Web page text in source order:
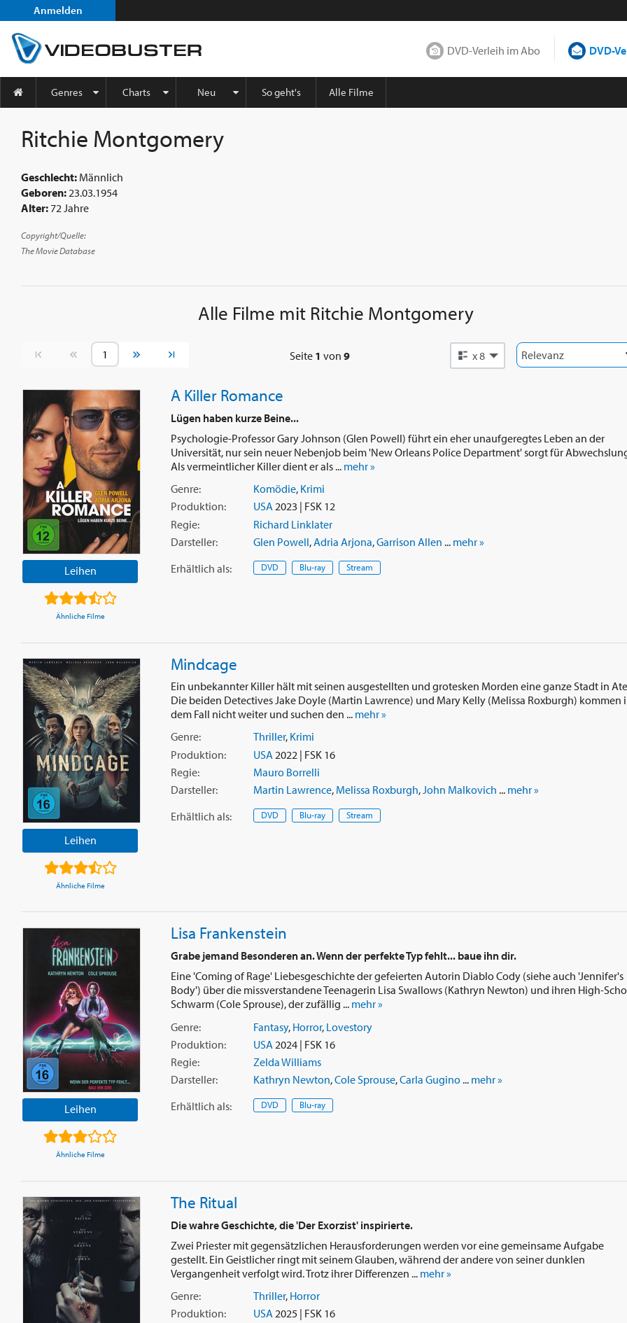
Anmelden
DVD-Verleih im Abo DVD-
Genres Charts Neu So geht's Alle Filme
Ritchie Montgomery
Geschlecht: Männlich
Geboren:23.03.1954
Alter: 72 Jahre
Copyright/Quelle:
The Movie Database
Alle Filme mit Ritchie Montgomery
Vorherige Seite Nächste Seite Seite 1 von 9 x 8
Leihen
Ähnliche Filme
A Killer Romance
Lügen haben kurze Beine...
Psychologie-Professor Gary Johnson (Glen Powell) führt ein eher unaufgeregtes Leben an der
Universität, nur sein neuer Nebenjob beim 'New Orleans Police Department' sorgt für
Als vermeintlicher Killer dient er als ... mehr »
Genre:
Komödie, Krimi
Produktion:
USA2023 | FSK 12
Regie:
Richard Linklater
Darsteller:
Glen Powell,Adria Arjona,Garrison Allen ... mehr »
Erhältlich als: DVD Blu-ray Stream
Leihen
Ähnliche Filme
Mindcage
Ein unbekannter Killer hält mit seinen ausgestellten und grotesken Morden eine ganze Stadt in
Die beiden Detectives Jake Doyle (Martin Lawrence) und Mary Kelly (Melissa Roxburgh) kommen
dem Fall nicht weiter und suchen den ... mehr »
Genre:
Thriller, Krimi
Produktion:
USA 2022 | FSK 16
Regie:
Mauro Borrelli
Darsteller:
Martin Lawrence, Melissa Roxburgh, John Malkovich ... mehr »
Erhältlich als: DVD Blu-ray Stream
Leihen
Ähnliche Filme
Lisa Frankenstein
Grabe jemand Besonderen an. Wenn der perfekte Typ fehlt... baue ihn dir.
Eine 'Coming of Rage' Liebesgeschichte der gefeierten Autorin Diablo Cody (siehe auch 'Jennifer's
Body') über die missverstandene Teenagerin Lisa Swallows (Kathryn Newton) und ihren High-
Schwarm (Cole Sprouse), der zufällig ... mehr »
Genre:
Fantasy, Horror, Lovestory
Produktion:
USA 2024 | FSK 16
Regie:
Zelda Williams
Darsteller:
Kathryn Newton,Cole Sprouse,Carla Gugino... mehr »
Erhältlich als: DVD Blu-ray
The Ritual
Die wahre Geschichte, die 'Der Exorzist' inspirierte.
Zwei Priester mit gegensätzlichen Herausforderungen werden vor eine gemeinsame Aufgabe
gestellt. Ein Geistlicher ringt mit seinem Glauben, während der andere von seiner dunklen
Vergangenheit verfolgt wird. Trotz ihrer Differenzen ... mehr »
Genre:
Thriller, Horror
Produktion:
USA 2025 | FSK 16